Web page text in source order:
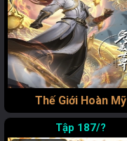
Thế Giới Hoàn Mỹ
187/?